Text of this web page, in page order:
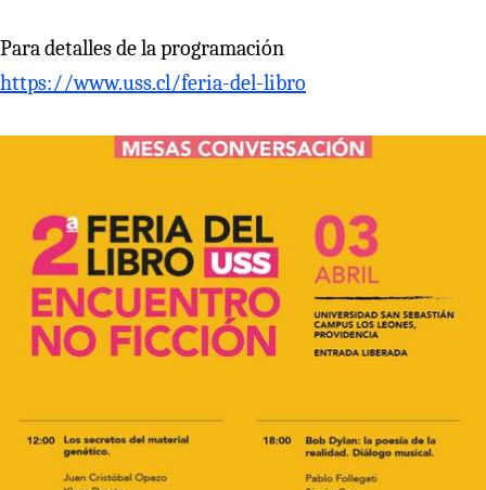
Para detalles de la programación
https://www.uss.cl/feria-del-libro